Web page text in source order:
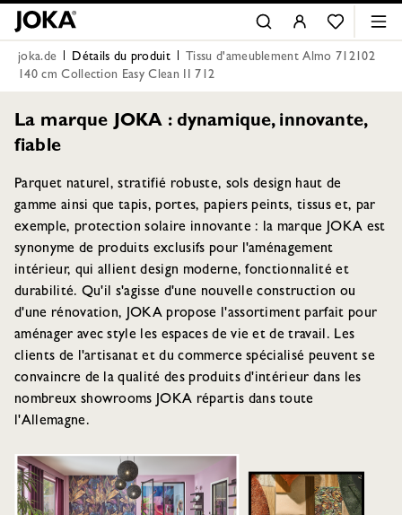
joka.de Détails du produit
Tissu d'ameublement Almo 712102
140 cm Collection Easy Clean II 712
La marque JOKA : dynamique, innovante,
fiable
Parquet naturel, stratifié robuste, sols design haut de
gamme ainsi que tapis, portes, papiers peints, tissus et, par
exemple, protection solaire innovante : la marque JOKA est
synonyme de produits exclusifs pour l'aménagement
intérieur, qui allient design moderne, fonctionnalité et
durabilité. Qu'il s'agisse d'une nouvelle construction ou
d'une rénovation, JOKA propose l'assortiment parfait pour
aménager avec style les espaces de vie et de travail. Les
clients de l'artisanat et du commerce spécialisé peuvent se
convaincre de la qualité des produits d'intérieur dans les
nombreux showrooms JOKA répartis dans toute
l'Allemagne.